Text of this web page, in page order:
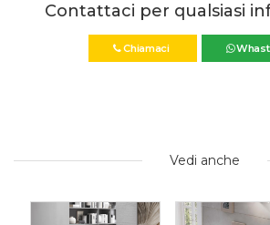
Contattaci per qualsiasi
Chiamaci
Vedi anche